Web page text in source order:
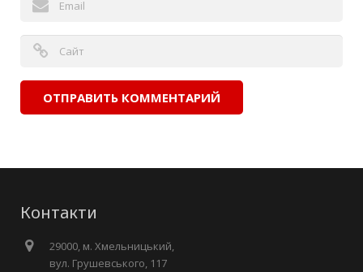
Контакти
29000, м. Хмельницький,
вул. Грушевського, 117